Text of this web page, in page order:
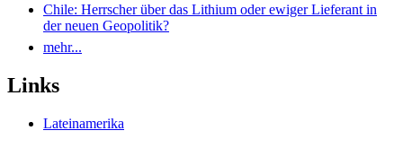
Chile: Herrscher über das Lithium oder ewiger Lieferant in
der neuen Geopolitik?
mehr...
Links
Lateinamerika